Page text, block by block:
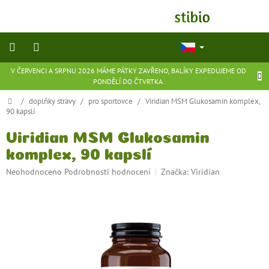
V ČERVENCI A SRPNU 2026 MÁME PÁTKY ZAVŘENO, BALÍKY EXPEDUJEME OD
PONDĚLÍ DO ČTVRTKA.
přírodní
doplňky
potraviny
Domů
/ doplňky stravy / pro sportovce / Viridian MSM Glukosamin komplex,
90 kapslí
Viridian MSM Glukosamin
komplex, 90 kapslí
Průměrné
Neohodnoceno Podrobnosti hodnocení Značka: Viridian